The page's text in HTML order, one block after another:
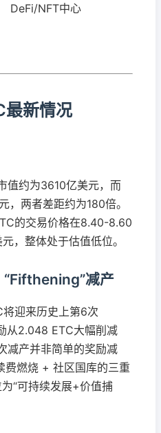
DeFi/NFT中心
新情况
值约为3610亿美元，而
，两者差距约为180倍。
的交易价格在8.40-8.60
，整体处于估值低位。
减产
迎来历史上第6次
2.048 ETC大幅削减
减产并非简单的奖励减
燃烧 + 社区国库的三重
“可持续发展+价值捕